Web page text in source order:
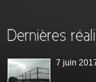
7 juin